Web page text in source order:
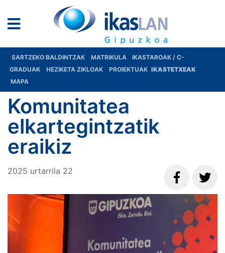
SARTZEKO BALDINTZAK MATRIKULA
IKASTAROAK / C-
GRADUAK
HEZIKETA ZIKLOAK PROIEKTUAK IKASTETXEAK
MAPA
Komunitatea
elkartegintzatik
eraikiz
2025 urtarrila 22